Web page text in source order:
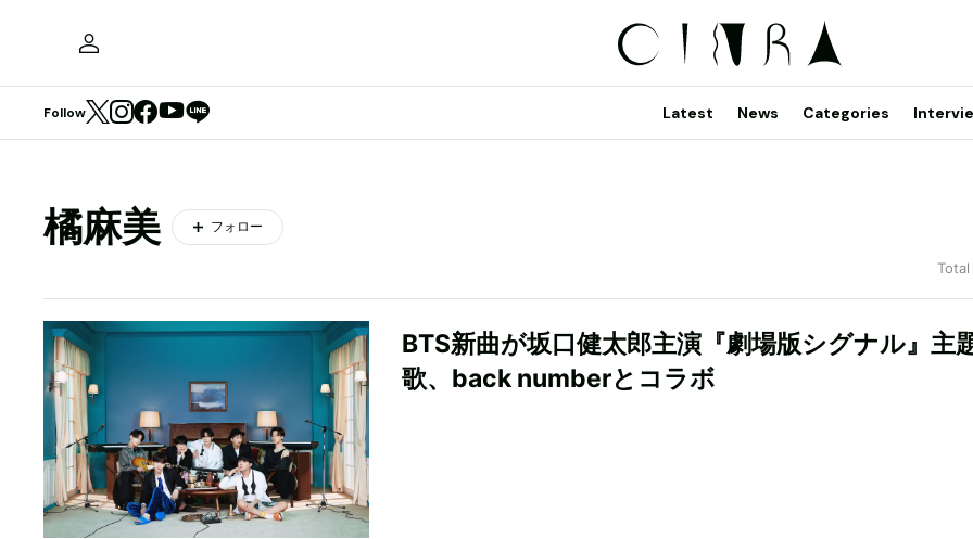
Follow Latest News Categories
橘麻美 フォロー
BTS新曲が坂口健太郎主演『劇場版シグナル』主
歌、back numberとコラボ